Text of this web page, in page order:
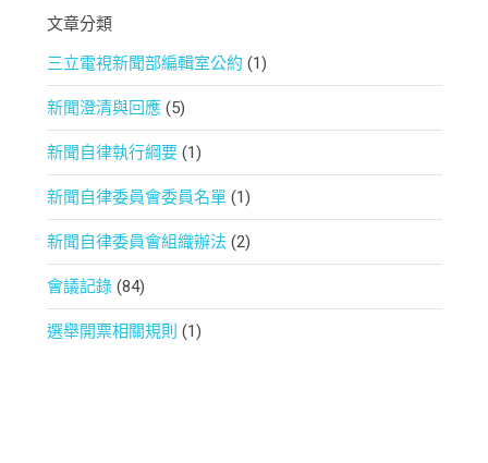
文章分類
三立電視新聞部編輯室公約 (1)
新聞澄清與回應(5)
新聞自律執行綱要(1)
新聞自律委員會委員名單(1)
新聞自律委員會組織辦法 (2)
會議記錄(84)
選舉開票相關規則 (1)